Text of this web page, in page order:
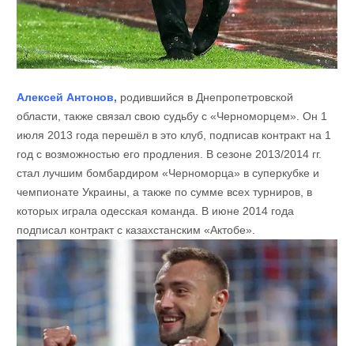
Алексей Антонов, родившийся в Днепропетровской
области, также связал свою судьбу с «Черноморцем». Он 1
июля 2013 года перешёл в это клуб, подписав контракт на 1
год с возможностью его продления. В сезоне 2013/2014 гг.
стал лучшим бомбардиром «Черноморца» в суперкубке и
чемпионате Украины, а также по сумме всех турниров, в
которых играла одесская команда. В июне 2014 года
подписал контракт с казахстанским «Актобе».